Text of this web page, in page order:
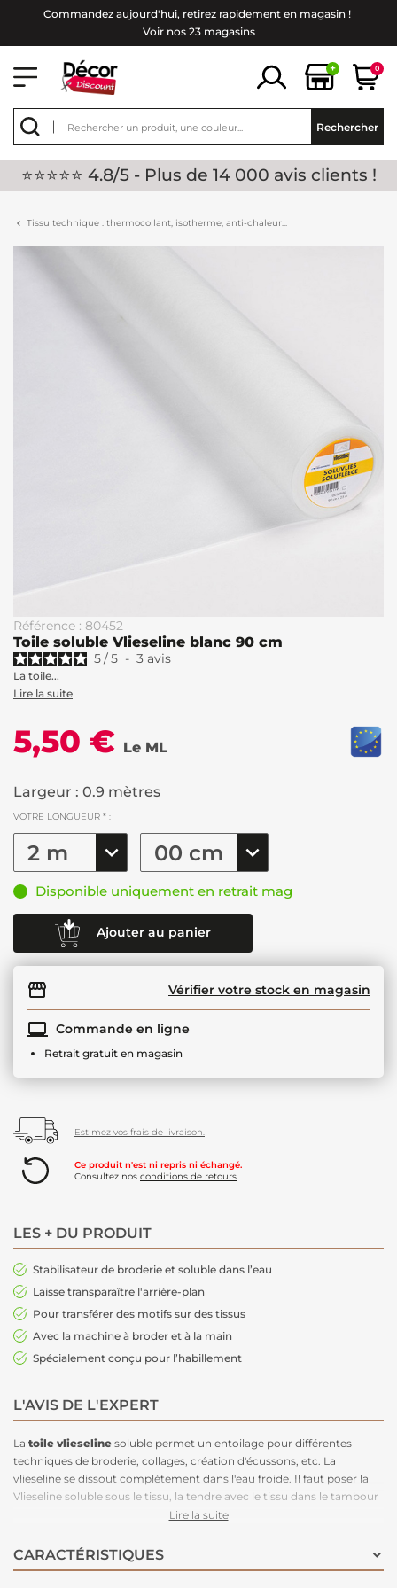
Commandez aujourd'hui, retirez rapidement en magasin !
Voir nos 23 magasins
+ 0
Rechercher
⭐⭐⭐⭐⭐ 4.8/5 - Plus de 14 000 avis clients !
Tissu technique : thermocollant, isotherme, anti-chaleur...
Référence : 80452
Toile soluble Vlieseline blanc 90 cm
5/5 - 3 avis
La toile...
Lire la suite
5,50 € Le ML
Largeur : 0.9 mètres
VOTRE LONGUEUR * :
Disponible uniquement en retrait mag
Ajouter au panier
Vérifier votre stock en magasin
Commande en ligne
Retrait gratuit en magasin
Estimez vos frais de livraison.
Ce produit n'est ni repris ni échangé.
Consultez nos conditions de retours
LES + DU PRODUIT
Stabilisateur de broderie et soluble dans l’eau
Laisse transparaître l'arrière-plan
Pour transférer des motifs sur des tissus
Avec la machine à broder et à la main
Spécialement conçu pour l’habillement
L'AVIS DE L'EXPERT
La toile vlieseline soluble permet un entoilage pour différentes
techniques de broderie, collages, création d'écussons, etc. La
vlieseline se dissout complètement dans l'eau froide. Il faut poser la
Vlieseline soluble sous le tissu, la tendre avec le tissu dans le tambour
brodez le motif à broderdirectement sur la Vlieseline
partir la Vlieseline soluble avec de l'eau.
Conseil : s’élimine à l’eau par trempage en fin d'ouvrage.
Lire la suite
CARACTÉRISTIQUES